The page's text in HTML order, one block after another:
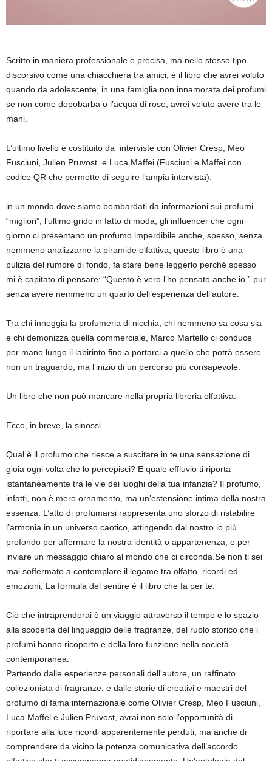
Scritto in maniera professionale e precisa, ma nello stesso tipo
discorsivo come una chiacchiera tra amici, è il libro che avrei voluto
quando da adolescente, in una famiglia non innamorata dei profumi
se non come dopobarba o l’acqua di rose, avrei voluto avere tra le
mani.
L’ultimo livello è costituito da interviste con Olivier Cresp, Meo
Fusciuni, Julien Pruvost e Luca Maffei (Fusciuni e Maffei con
codice QR che permette di seguire l’ampia intervista).
in un mondo dove siamo bombardati da informazioni sui profumi
“migliori”, l’ultimo grido in fatto di moda, gli influencer che ogni
giorno ci presentano un profumo imperdibile anche, spesso, senza
nemmeno analizzarne la piramide olfattiva, questo libro è una
pulizia del rumore di fondo, fa stare bene leggerlo perché spesso
mi è capitato di pensare: “Questo è vero l’ho pensato anche io.” pur
senza avere nemmeno un quarto dell’esperienza dell’autore.
Tra chi inneggia la profumeria di nicchia, chi nemmeno sa cosa sia
e chi demonizza quella commerciale, Marco Martello ci conduce
per mano lungo il labirinto fino a portarci a quello che potrà essere
non un traguardo, ma l’inizio di un percorso più consapevole.
Un libro che non può mancare nella propria libreria olfattiva.
Ecco, in breve, la sinossi.
Qual è il profumo che riesce a suscitare in te una sensazione di
gioia ogni volta che lo percepisci? E quale effluvio ti riporta
istantaneamente tra le vie dei luoghi della tua infanzia? Il profumo,
infatti, non è mero ornamento, ma un’estensione intima della nostra
essenza. L’atto di profumarsi rappresenta uno sforzo di ristabilire
l’armonia in un universo caotico, attingendo dal nostro io più
profondo per affermare la nostra identità o appartenenza, e per
inviare un messaggio chiaro al mondo che ci circonda.Se non ti sei
mai soffermato a contemplare il legame tra olfatto, ricordi ed
emozioni, La formula del sentire è il libro che fa per te.
Ciò che intraprenderai è un viaggio attraverso il tempo e lo spazio
alla scoperta del linguaggio delle fragranze, del ruolo storico che i
profumi hanno ricoperto e della loro funzione nella società
contemporanea.
Partendo dalle esperienze personali dell’autore, un raffinato
collezionista di fragranze, e dalle storie di creativi e maestri del
profumo di fama internazionale come Olivier Cresp, Meo Fusciuni,
Luca Maffei e Julien Pruvost, avrai non solo l’opportunità di
riportare alla luce ricordi apparentemente perduti, ma anche di
comprendere da vicino la potenza comunicativa dell’accordo